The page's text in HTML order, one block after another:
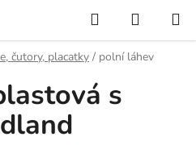
Hledat
KOŠÍK
čutory, placatky / polní láhev
s